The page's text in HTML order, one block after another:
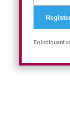
En indiquant